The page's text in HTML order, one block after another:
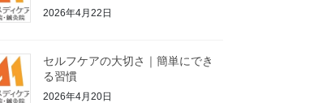
2026年4月22日
セルフケアの大切さ｜簡単にでき
る習慣
2026年4月20日